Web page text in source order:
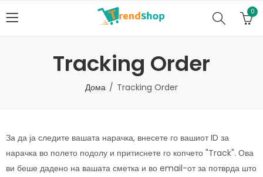
0
Tracking Order
Дома Tracking Order
За да ја следите вашата нарачка, внесете го вашиот ID за
нарачка во полето подолу и притиснете го копчето "Track". Ова
ви беше дадено на вашата сметка и во email-от за потврда што